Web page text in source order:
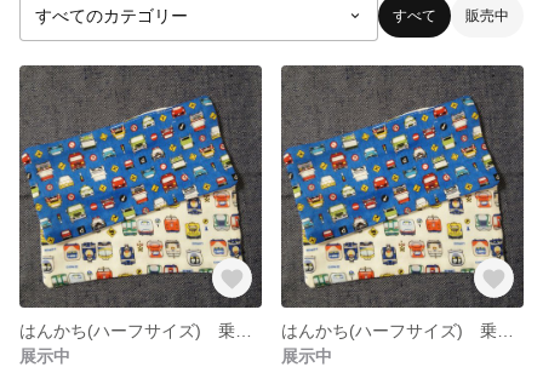
すべて 販売中
展示中
展示中